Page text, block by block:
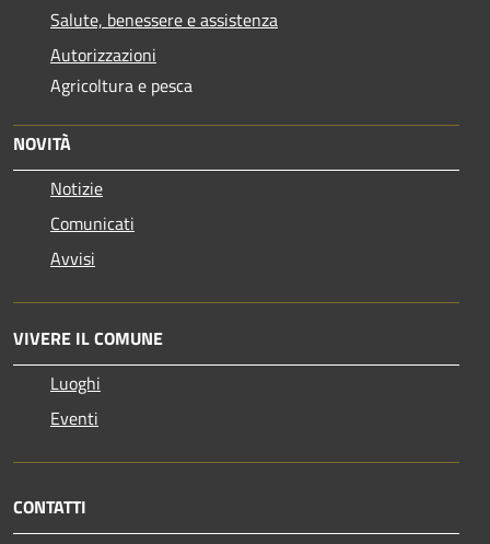
Salute, benessere e assistenza
Autorizzazioni
Agricoltura e pesca
NOVITÀ
Notizie
Comunicati
Avvisi
VIVERE IL COMUNE
Luoghi
Eventi
CONTATTI